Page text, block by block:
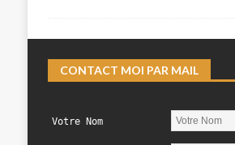
CONTACT MOI PAR MAIL
Votre Nom